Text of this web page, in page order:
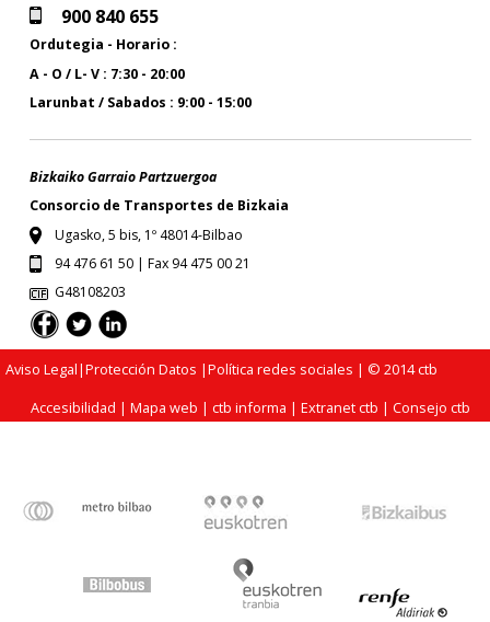
900 840 655
Ordutegia - Horario :
A - O / L- V : 7:30 - 20:00
Larunbat / Sabados : 9:00 - 15:00
Bizkaiko Garraio Partzuergoa
Consorcio de Transportes de Bizkaia
Ugasko, 5 bis, 1º 48014-Bilbao
94 476 61 50 | Fax 94 475 00 21
G48108203
Aviso Legal|Protección Datos |Política redes sociales | © 2014 ctb
Accesibilidad |Mapa web |ctb informa |Extranet ctb |Consejo ctb